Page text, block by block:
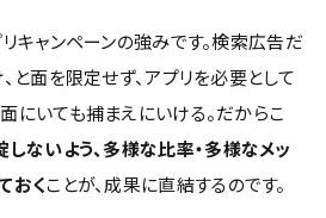
キャンペーンの強みです。検索広告だ
と面を限定せず、アプリを必要として
にいても捕まえにいける。だからこ
ないよう、多様な比率・多様なメッ
おくことが、成果に直結するのです。